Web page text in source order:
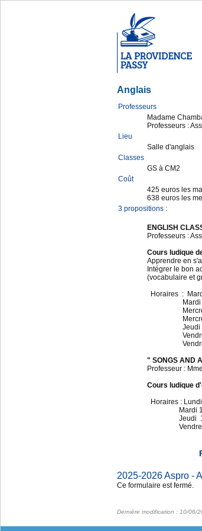
Anglais
Professeurs
Madame
Professeurs :
Lieu
Salle d'anglais
Classes
GS à CM2
Coût
425 euros les
638 euros les
3 propositions :
ENGLISH
Professeurs :
Cours ludique
Apprendre en
Intégrer le bon
(vocabulaire et
Horaires :
Mardi
Mercredi
Mercredi
Jeudi
Vendredi
Vendredi
" SONGS AND
Professeur :
Cours ludique
Horaires :
Mardi
Jeudi
Vendredi
2025-2026 Aspro -
Ce formulaire est fermé.
Dernière modification : 10/06/